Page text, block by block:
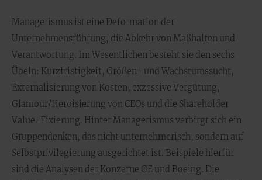
Managerismus ist eine Deformation der
Unternehmensführung, die Abkehr von Maßhalten und
Verantwortung. Im Wesentlichen besteht sie den sechs
Übeln: Kurzfristigkeit, Größen- und Wachstumssucht,
Externalisierung von Kosten, exzessive Vergütung,
Glamour/Heroisierung von CEOs und die Shareholder
Value-Fixierung. Hinter Managerismus verbirgt sich ein
Gruppendenken, das nicht unternehmerisch, sondern auf
Selbstprivilegierung ausgerichtet ist. Beispiele hierfür
sind die Analysen der Konzerne GE und Boeing. Die